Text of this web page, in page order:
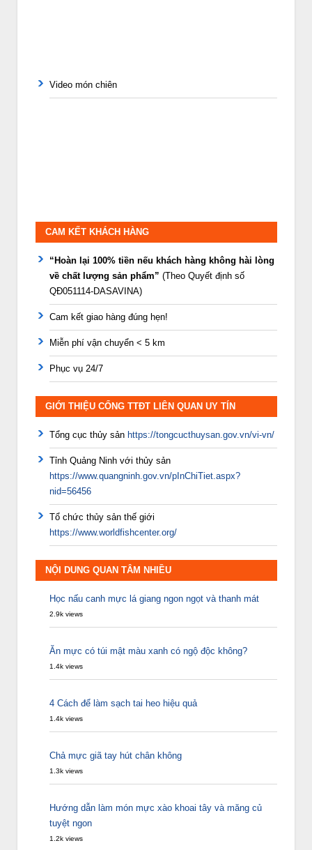
Video món chiên
CAM KẾT KHÁCH HÀNG
“Hoàn lại 100% tiền nếu khách hàng không hài lòng
về chất lượng sản phẩm” (Theo Quyết định số
QĐ051114-DASAVINA)
Cam kết giao hàng đúng hẹn!
Miễn phí vận chuyển < 5 km
Phục vụ 24/7
GIỚI THIỆU CỔNG TTĐT LIÊN QUAN UY TÍN
Tổng cục thủy sản https://tongcucthuysan.gov.vn/vi-vn/
Tỉnh Quảng Ninh với thủy sản
https://www.quangninh.gov.vn/pInChiTiet.aspx?
nid=56456
Tổ chức thủy sản thế giới
https://www.worldfishcenter.org/
NỘI DUNG QUAN TÂM NHIỀU
Học nấu canh mực lá giang ngon ngọt và thanh mát
2.9k views
Ăn mực có túi mật màu xanh có ngộ độc không?
1.4k views
4 Cách để làm sạch tai heo hiệu quả
1.4k views
Chả mực giã tay hút chân không
1.3k views
Hướng dẫn làm món mực xào khoai tây và măng củ
tuyệt ngon
1.2k views